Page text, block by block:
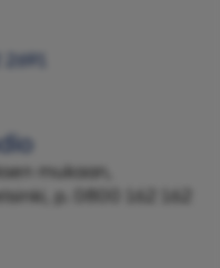
mukaan,
p. 0800 162 162